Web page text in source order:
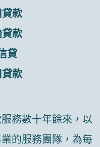
款
款
貸
款
務數十年餘來，以
的服務團隊，為每